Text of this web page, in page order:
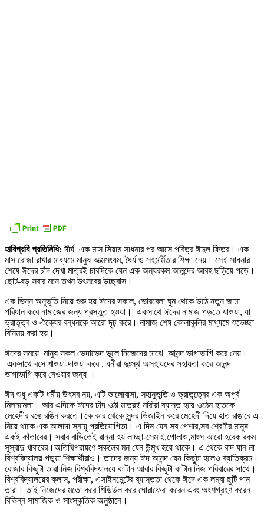
হাবিপ্রবি প্রতিনিধি: দীর্ঘ এক মাস সিয়াম সাধনার পর আসে পবিত্র ঈদুল ফিতর। এক
মাস রোজা রাখার মাধ্যমে মানুষ আত্মসংযম, ধৈর্য ও সহমর্মিতার শিক্ষা নেয়। সেই সাধনার
শেষে ঈদের চাঁদ দেখা মাত্রই চারদিকে যেন এক অন্যরকম আনন্দের আবহ ছড়িয়ে পড়ে।
ছোট-বড় সবার মনে তখন উৎসবের উচ্ছ্বাস।
এক ভিন্ন অনুভূতি নিয়ে শুরু হয় ঈদের সকাল, ভোরবেলা ঘুম থেকে উঠে নতুন জামা
পরিধান করে নামাজের জন্য প্রস্তুত হওয়া। একসাথে ঈদের নামাজ পড়তে যাওয়া, যা
ভ্রাতৃত্ব ও ঐক্যের বন্ধনকে আরো দৃঢ় করে। নামাজ শেষ কোলাকুলির মাধ্যমে শুভেচ্ছা
বিনিময় করা হয়।
ঈদের সময়ে মানুষ সকল ভেদাভেদ ভুলে নিজেদের মাঝে আনন্দ ভাগাভাগি করে নেয়।
একসাথে বসে খাওয়া-দাওয়া করে , ধনীরা দুঃস্থ অসহায়দের সহায়তা করে আনন্দ
ভাগাভাগি করে নেওয়ার জন্য ।
ঈদ শুধু একটি ধর্মীয় উৎসব নয়, এটি ভালোবাসা, সহানুভূতি ও ভ্রাতৃত্বের এক অপূর্ব
মিলনমেলা। আর এদিকে ঈদের চাঁদ ওঠা মাত্রই নারীরা ব্যাস্ত হয়ে ওঠেন হাতকে
মেহেদীর রঙে রঙিন করতে।কে কার থেকে সুন্দর ডিজাইন করে মেহেদী দিয়ে হাত রাঙাবে এ
নিয়ে থাকে এক আলাদা স্নায়ু প্রতিযোগিতা। এ দিন যেন সব পেশার,সব শ্রেণীর মানুষ
একই কাঁতারের। সবার বাড়িতেই রান্না হয় লাচ্ছা-সেমাই,পোলাও,মাংস আরো হরেক রকম
সুস্বাদু খাবারের।অতিথিপরায়ণে সকলের মন যেন উন্মুখ হয়ে থাকে। এ থেকে বাদ যান না
বিশ্ববিদ্যালয় পড়ুয়া শিক্ষার্থীরাও। তাদের জন্য ঈদ আনন্দ যেন কিছুটা হলেও ব্যাতিক্রম।
রোজার কিছুটা তারা নিজ বিশ্ববিদ্যালয়ে কাটান আবার কিছুটা কাটান নিজ পরিবারের সাথে।
বিশ্ববিদ্যালয়ের ক্লাস, পরীক্ষা, এসাইনমেন্টের ব্যাস্ততা থেকে ঈদে এক লম্বা ছুটি পান
তারা। তাই নিজেদের মতো করে শিডিউল করে ঘোরাফেরা করেন এবং অংশগ্রহণ করেন
বিভিন্ন সামাজিক ও সাংস্কৃতিক অনুষ্ঠানে।